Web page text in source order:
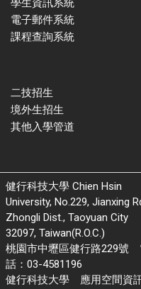
學生資訊系統
電子郵件系統
課程查詢系統
二技招生
境外生招生
其他入學管道
健行科技大學 Chien Hsin
University, No.229, Jianxing
Zhongli Dist., Taoyuan City
32097, Taiwan(R.O.C.)
桃園市中壢區健行路229號
話：03-4581196
健行科技大學 應用空間資